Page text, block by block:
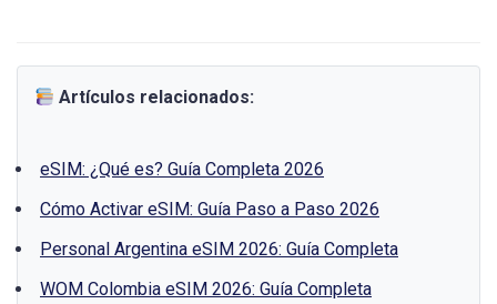
Artículos relacionados:
eSIM: ¿Qué es? Guía Completa 2026
Cómo Activar eSIM: Guía Paso a Paso 2026
Personal Argentina eSIM 2026: Guía Completa
WOM Colombia eSIM 2026: Guía Completa